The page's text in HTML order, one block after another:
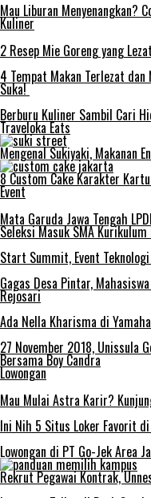
Mau Liburan Menyenangkan?
Kuliner
2 Resep Mie Goreng yang Lezat
4 Tempat Makan Terlezat
Suka!
Berburu Kuliner Sambil Cari
Traveloka Eats
Mengenal Sukiyaki, Makanan
8 Custom Cake Karakter
Event
Mata Garuda Jawa Tengah
Seleksi Masuk SMA
Start Summit, Event
Gagas Desa Pintar,
Rejosari
Ada Nella Kharisma di
27 November 2018, Unissula
Bersama Boy Candra
Lowongan
Mau Mulai Astra Karir?
Ini Nih 5 Situs Loker Favorit
Lowongan di PT Go-Jek Area
Rekrut Pegawai Kontrak,